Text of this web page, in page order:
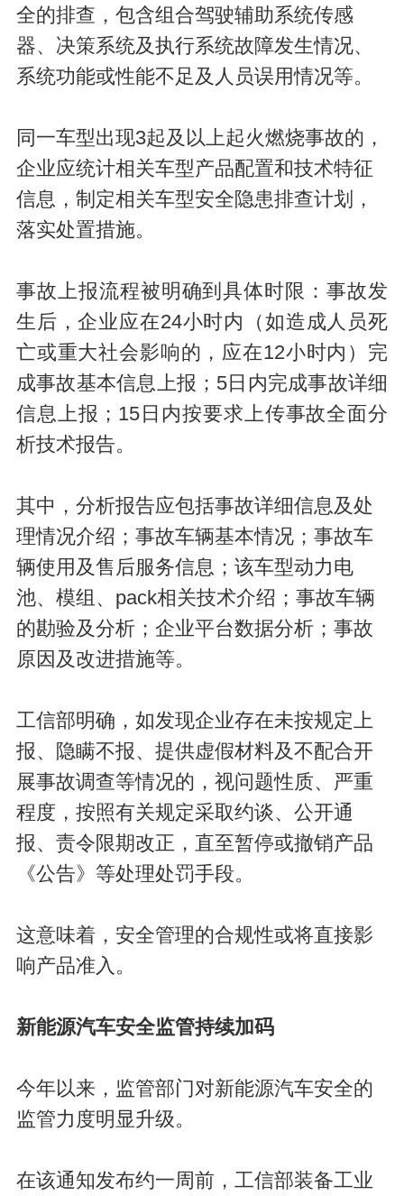
全的排查，包含组合驾驶辅助系统传感
器、决策系统及执行系统故障发生情况、
系统功能或性能不足及人员误用情况等。
同一车型出现3起及以上起火燃烧事故的，
企业应统计相关车型产品配置和技术特征
信息，制定相关车型安全隐患排查计划，
落实处置措施。
事故上报流程被明确到具体时限：事故发
生后，企业应在24小时内（如造成人员死
亡或重大社会影响的，应在12小时内）完
成事故基本信息上报；5日内完成事故详细
信息上报；15日内按要求上传事故全面分
析技术报告。
其中，分析报告应包括事故详细信息及处
理情况介绍；事故车辆基本情况；事故车
辆使用及售后服务信息；该车型动力电
池、模组、pack相关技术介绍；事故车辆
的勘验及分析；企业平台数据分析；事故
原因及改进措施等。
工信部明确，如发现企业存在未按规定上
报、隐瞒不报、提供虚假材料及不配合开
展事故调查等情况的，视问题性质、严重
程度，按照有关规定采取约谈、公开通
报、责令限期改正，直至暂停或撤销产品
《公告》等处理处罚手段。
这意味着，安全管理的合规性或将直接影
响产品准入。
新能源汽车安全监管持续加码
今年以来，监管部门对新能源汽车安全的
监管力度明显升级。
在该通知发布约一周前，工信部装备工业